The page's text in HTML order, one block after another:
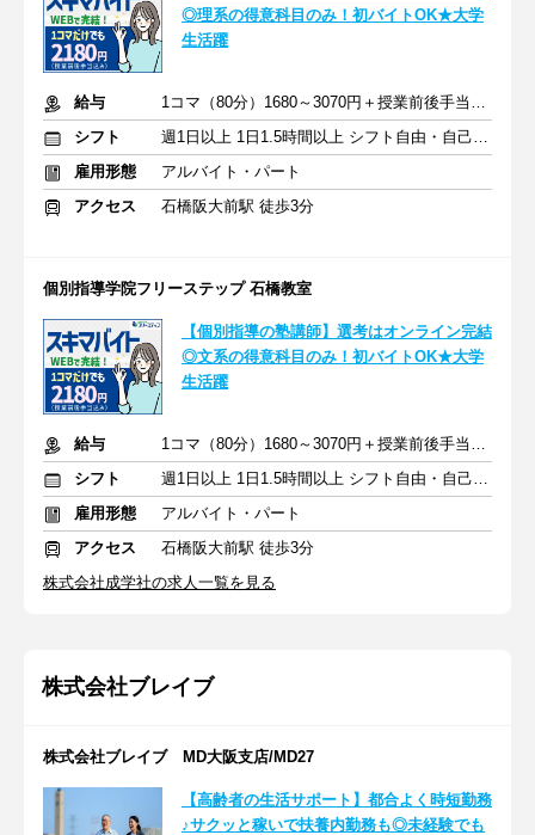
◎理系の得意科目のみ！初バイトOK★大学
生活躍
給与
1コマ（80分）1680～3070円＋授業前後手当500円＋交通費全額支給
シフト
週1日以上 1日1.5時間以上 シフト自由・自己申告
雇用形態
アルバイト・パート
アクセス
石橋阪大前駅 徒歩3分
個別指導学院フリーステップ 石橋教室
【個別指導の塾講師】選考はオンライン完結
◎文系の得意科目のみ！初バイトOK★大学
生活躍
給与
1コマ（80分）1680～3070円＋授業前後手当500円＋交通費全額支給
シフト
週1日以上 1日1.5時間以上 シフト自由・自己申告
雇用形態
アルバイト・パート
アクセス
石橋阪大前駅 徒歩3分
株式会社成学社の求人一覧を見る
株式会社ブレイブ
株式会社ブレイブ MD大阪支店/MD27
【高齢者の生活サポート】都合よく時短勤務
♪サクッと稼いで扶養内勤務も◎未経験でも